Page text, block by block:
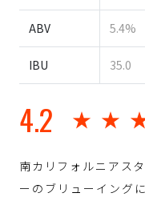
ABV 5.4%
IBU 35.0
4.2
南カリフォルニアス
ーのブリューイング